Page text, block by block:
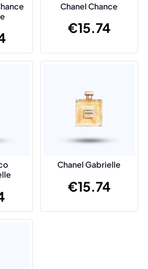
Chanel Chance
€15.74
Chanel Gabrielle
€15.74